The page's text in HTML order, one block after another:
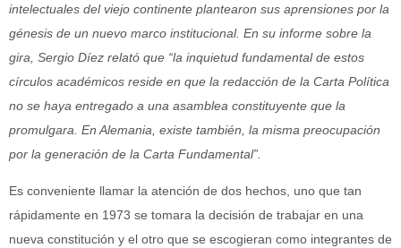
intelectuales del viejo continente plantearon sus aprensiones por la
génesis de un nuevo marco institucional. En su informe sobre la
gira, Sergio Díez relató que “la inquietud fundamental de estos
círculos académicos reside en que la redacción de la Carta Política
no se haya entregado a una asamblea constituyente que la
promulgara. En Alemania, existe también, la misma preocupación
por la generación de la Carta Fundamental”.
Es conveniente llamar la atención de dos hechos, uno que tan
rápidamente en 1973 se tomara la decisión de trabajar en una
nueva constitución y el otro que se escogieran como integrantes de